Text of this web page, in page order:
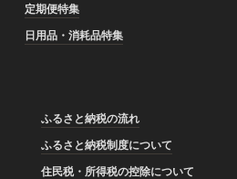
定期便特集
日用品・消耗品特集
ふるさと納税の流れ
ふるさと納税制度について
住民税・所得税の控除について